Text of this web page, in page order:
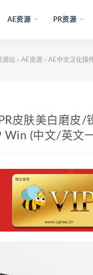
AE资源 PR资源
源站 > AE资源 > AE中文汉化插
皮肤美白磨皮
Win (中文/英文